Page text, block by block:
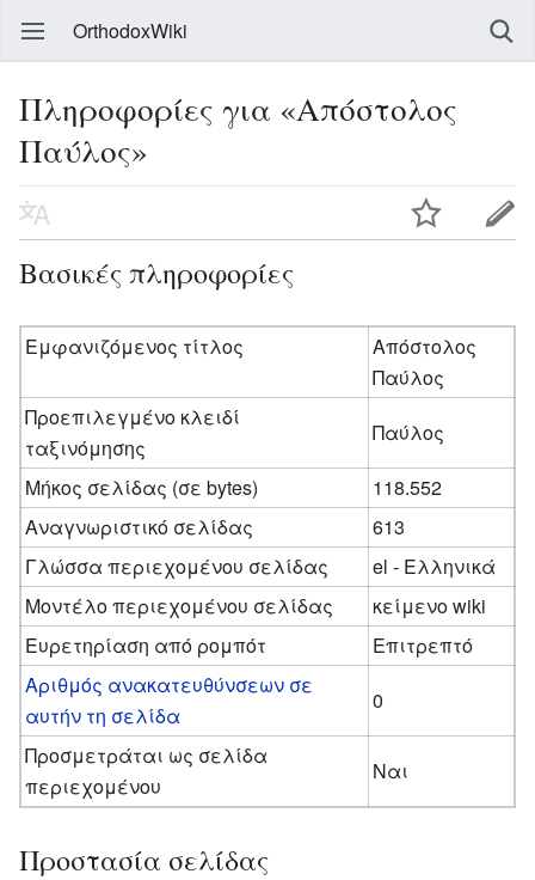
OrthodoxWiki
Πληροφορίες για «Απόστολος
Παύλος»
Βασικές πληροφορίες
Εμφανιζόμενος τίτλος
Απόστολος
Παύλος
Προεπιλεγμένο κλειδί
ταξινόμησης
Παύλος
Μήκος σελίδας (σε bytes)
118.552
Αναγνωριστικό σελίδας
613
Γλώσσα περιεχομένου σελίδας
el - Ελληνικά
Μοντέλο περιεχομένου σελίδας
κείμενο wiki
Ευρετηρίαση από ρομπότ
Επιτρεπτό
Αριθμός ανακατευθύνσεων σε
αυτήν τη σελίδα
0
Προσμετράται ως σελίδα
περιεχομένου
Ναι
Προστασία σελίδας